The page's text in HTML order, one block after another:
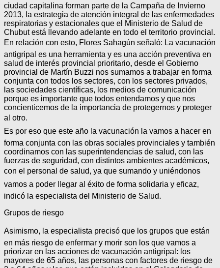
ciudad capitalina forman parte de la Campaña de Invierno
2013, la estrategia de atención integral de las enfermedades
respiratorias y estacionales que el Ministerio de Salud de
Chubut está llevando adelante en todo el territorio provincial.
En relación con esto, Flores Sahagún señaló: La vacunación
antigripal es una herramienta y es una acción preventiva en
salud de interés provincial prioritario, desde el Gobierno
provincial de Martín Buzzi nos sumamos a trabajar en forma
conjunta con todos los sectores, con los sectores privados,
las sociedades científicas, los medios de comunicación
porque es importante que todos entendamos y que nos
concienticemos de la importancia de protegernos y proteger
al otro.
Es por eso que este año la vacunación la vamos a hacer en
forma conjunta con las obras sociales provinciales y también
coordinamos con las superintendencias de salud, con las
fuerzas de seguridad, con distintos ambientes académicos,
con el personal de salud, ya que sumando y uniéndonos
vamos a poder llegar al éxito de forma solidaria y eficaz,
indicó la especialista del Ministerio de Salud.
Grupos de riesgo
Asimismo, la especialista precisó que los grupos que están
en más riesgo de enfermar y morir son los que vamos a
priorizar en las acciones de vacunación antigripal: los
mayores de 65 años, las personas con factores de riesgo de